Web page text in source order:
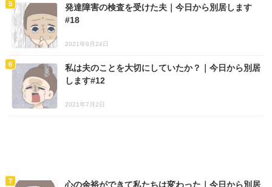
発達障害の検査を受けた夫｜今日から別居します
#18
2021年9月24日
私は夫のことを大切にしていたか？｜今日から別居
します#12
2021年7月2日
心の余裕ができて私たちは変わった｜今日から別居